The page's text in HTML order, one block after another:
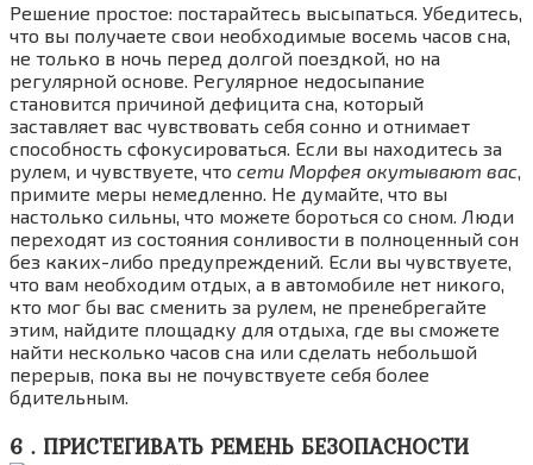
Решение простое: постарайтесь высыпаться. Убедитесь,
что вы получаете свои необходимые восемь часов сна,
не только в ночь перед долгой поездкой, но на
регулярной основе. Регулярное недосыпание
становится причиной дефицита сна, который
заставляет вас чувствовать себя сонно и отнимает
способность сфокусироваться. Если вы находитесь за
рулем, и чувствуете, что сети Морфея окутывают вас,
примите меры немедленно. Не думайте, что вы
настолько сильны, что можете бороться со сном. Люди
переходят из состояния сонливости в полноценный сон
без каких-либо предупреждений. Если вы чувствуете,
что вам необходим отдых, а в автомобиле нет никого,
кто мог бы вас сменить за рулем, не пренебрегайте
этим, найдите площадку для отдыха, где вы сможете
найти несколько часов сна или сделать небольшой
перерыв, пока вы не почувствуете себя более
бдительным.
6 . ПРИСТЕГИВАТЬ РЕМЕНЬ БЕЗОПАСНОСТИ